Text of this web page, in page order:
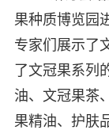
果种质博览园
专家们展示了
了文冠果系列
油、文冠果茶
果精油、护肤